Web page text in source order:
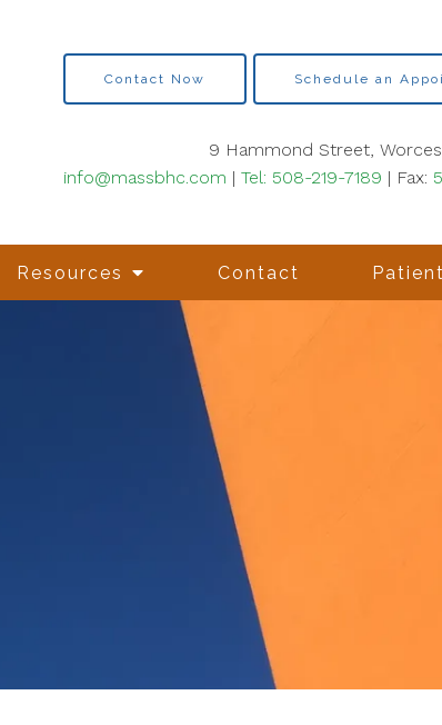
Resources Contact
Contact Now Schedule an
9 Hammond Street,
info@massbhc.com | Tel: 508-219-7189 | Fax: